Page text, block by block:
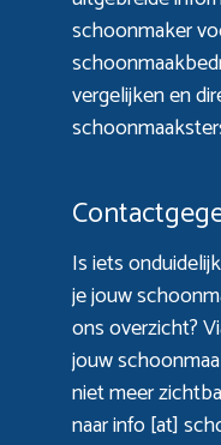
schoonmaker
vergelijken en
Is iets
je jouw
ons overzicht?
jouw
niet meer
naar info [at]